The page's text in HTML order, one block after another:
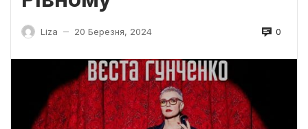
Liza — 20 Березня, 2024 0